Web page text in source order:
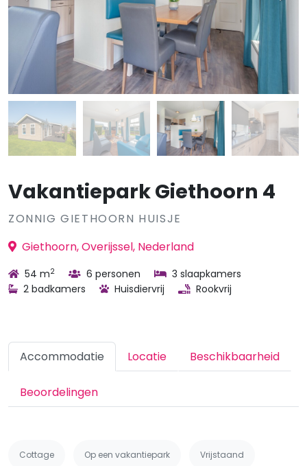
Vakantiepark Giethoorn 4
ZONNIG GIETHOORN HUISJE
Giethoorn, Overijssel, Nederland
54 m2 6 personen
3 slaapkamers
2 badkamers
Huisdiervrij Rookvrij
Accommodatie Locatie Beschikbaarheid
Beoordelingen
Cottage Op een vakantiepark Vrijstaand